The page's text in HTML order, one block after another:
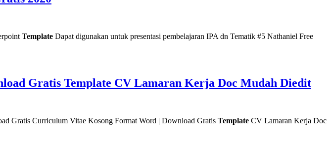
Template Dapat digunakan untuk presentasi pembelajaran IPA dn Tematik #5 Nathaniel Free
Gratis Template CV Lamaran Kerja Doc Mudah Diedit
Gratis Curriculum Vitae Kosong Format Word | Download Gratis Template CV Lamaran Kerja Doc